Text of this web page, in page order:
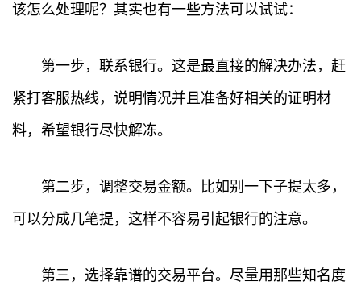
该怎么处理呢？其实也有一些方法可以试试：
第一步，联系银行。这是最直接的解决办法，赶
紧打客服热线，说明情况并且准备好相关的证明材
料，希望银行尽快解冻。
第二步，调整交易金额。比如别一下子提太多，
可以分成几笔提，这样不容易引起银行的注意。
第三，选择靠谱的交易平台。尽量用那些知名度